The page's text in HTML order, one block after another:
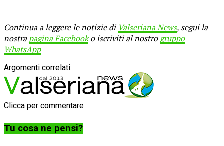
Continua a leggere le notizie di Valseriana News, segui la
nostrapagina Facebooko iscriviti al nostrogruppo
WhatsApp
Argomenti correlati:
Clicca per commentare
Tu cosa ne pensi?